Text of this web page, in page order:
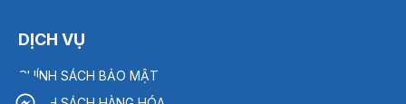
DỊCH VỤ
CHÍNH SÁCH BẢO MẬT